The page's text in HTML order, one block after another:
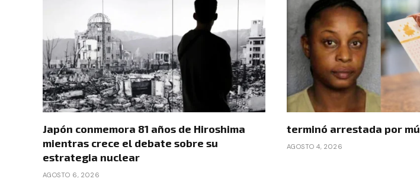
Japón conmemora 81 años de Hiroshima
mientras crece el debate sobre su
estrategia nuclear
AGOSTO 6, 2026
terminó arrestada por
AGOSTO 4, 2026